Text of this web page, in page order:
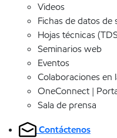
Videos
Fichas de datos de
Hojas técnicas
Seminarios web
Eventos
Colaboraciones en
OneConnect |
Sala de prensa
Contáctenos